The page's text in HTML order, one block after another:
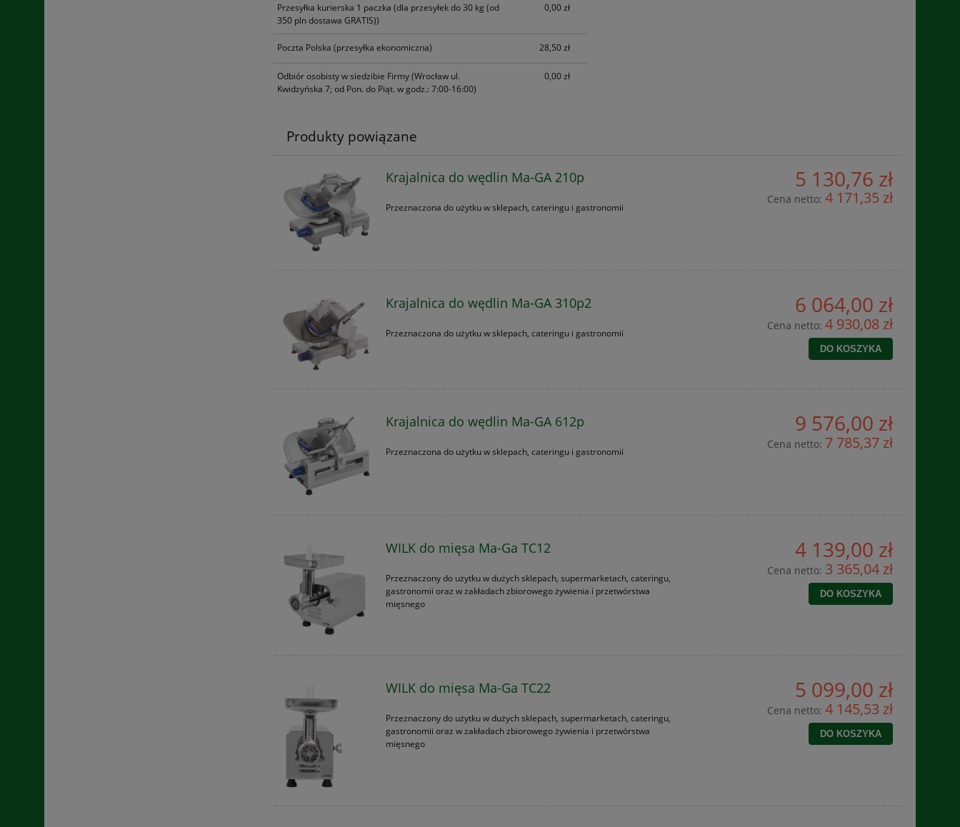
Przesyłka kurierska 1 paczka (dla przesyłek do 30 kg (od
350 pln dostawa GRATIS))
0,00 zł
Poczta Polska (przesyłka ekonomiczna) 28,50 zł
Odbiór osobisty w siedzibie Firmy(Wrocław ul.
Kwidzyńska 7; od Pon. do Piąt. w godz.: 7:00-16:00)
0,00 zł
Produkty powiązane
Krajalnica do wędlin Ma-GA 210p
Przeznaczona do użytku w sklepach, cateringu i gastronomii
5 130,76 zł
Cena netto: 4 171,35 zł
Krajalnica do wędlin Ma-GA 310p2
Przeznaczona do użytku w sklepach, cateringu i gastronomii
6 064,00 zł
Cena netto: 4 930,08 zł
DO KOSZYKA
Krajalnica do wędlin Ma-GA 612p
Przeznaczona do użytku w sklepach, cateringu i gastronomii
9 576,00 zł
Cena netto: 7 785,37 zł
WILK do mięsa Ma-Ga TC12
Przeznaczony do użytku w dużych sklepach, supermarketach, cateringu,
gastronomii oraz w zakładach zbiorowego żywienia i przetwórstwa
mięsnego
4 139,00 zł
Cena netto: 3 365,04 zł
DO KOSZYKA
WILK do mięsa Ma-Ga TC22
Przeznaczony do użytku w dużych sklepach, supermarketach, cateringu,
gastronomii oraz w zakładach zbiorowego żywienia i przetwórstwa
mięsnego
5 099,00 zł
Cena netto: 4 145,53 zł
DO KOSZYKA